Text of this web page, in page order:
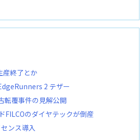
産終了とか
2 テザー
転覆事件の見解公開
FILCOのダイヤテックが倒産
ンス導入